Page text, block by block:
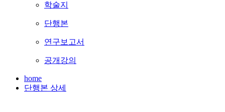
학술지
단행본
연구보고서
공개강의
home
단행본 상세